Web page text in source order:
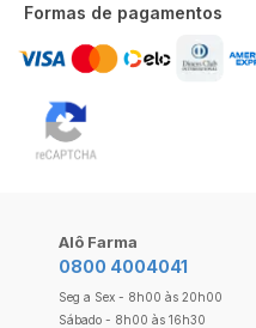
Formas de pagamentos
Alô Farma
0800 4004041
Seg a Sex - 8h00 às 20h00
Sábado - 8h00 às 16h30